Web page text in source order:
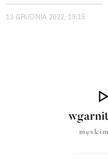
13 GRUDNIA 2022, 19:15